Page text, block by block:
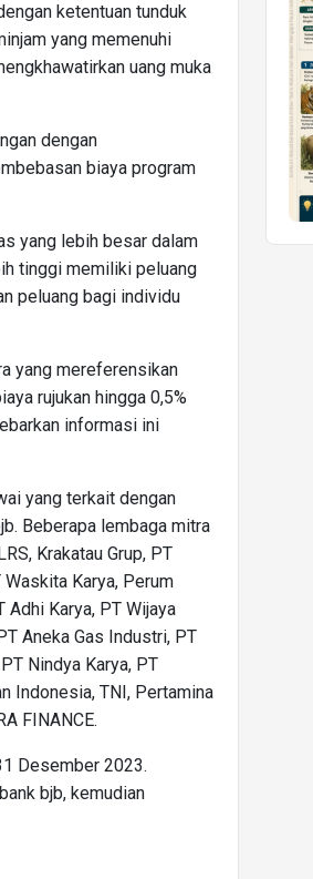
ketentuan tunduk
yang memenuhi
uang muka
dengan
biaya program
yang lebih besar dalam
tinggi memiliki peluang
peluang bagi individu
yang mereferensikan
rujukan hingga 0,5%
informasi ini
yang terkait dengan
Beberapa lembaga mitra
Krakatau Grup, PT
Karya, Perum
Adhi Karya, PT Wijaya
Aneka Gas Industri, PT
Nindya Karya, PT
Indonesia, TNI, Pertamina
FINANCE.
Desember 2023.
bjb, kemudian